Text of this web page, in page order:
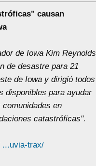
causan
de Iowa Kim Reynolds
de desastre para 21
de Iowa y dirigió todos
disponibles para ayudar
en
catastróficas".
...uvia-trax/